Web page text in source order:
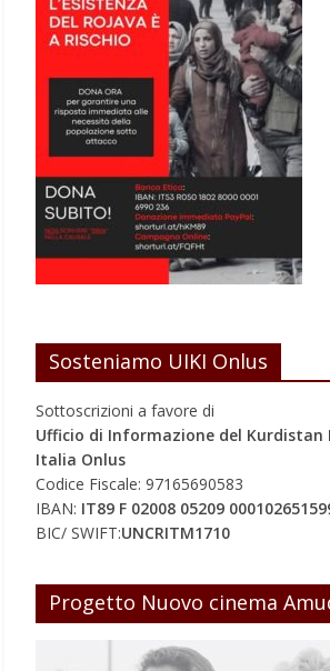
Sosteniamo UIKI Onlus
Sottoscrizioni a favore di
Ufficio di Informazione del Kurdistan
Italia Onlus
Codice Fiscale: 97165690583
IBAN: IT89 F 02008 05209
BIC/ SWIFT:UNCRITM1710
Progetto Nuovo cinema